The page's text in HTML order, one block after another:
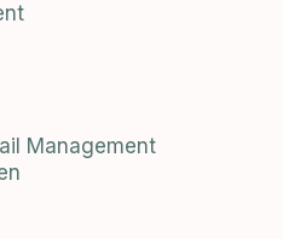
Management